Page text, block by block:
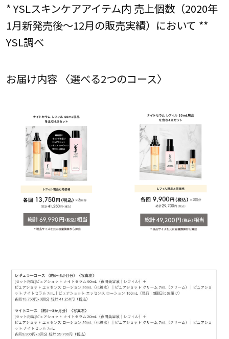
* YSLスキンケアアイテム内 売上個数（2020年
1月新発売後～12月の販売実績）において **
YSL調べ
お届け内容 〈選べる2つのコース〉